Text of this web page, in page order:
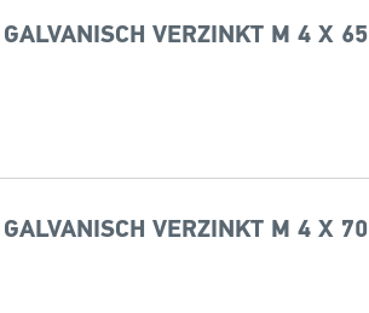
VERZINKT M 4 X 65
VERZINKT M 4 X 70